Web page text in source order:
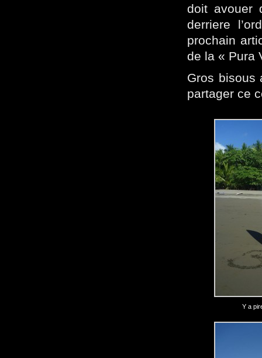
doit avouer
derriere
prochain
de la « Pura
Gros bisous
partager ce
Y a